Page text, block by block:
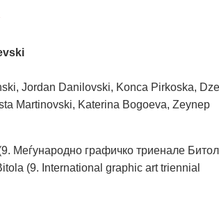
Jordan Danilovski, Konca Pirkoska,
Martinovski, Katerina Bogoeva, Zeynep
Меѓународно графичко триенале
(9. International graphic art triennial